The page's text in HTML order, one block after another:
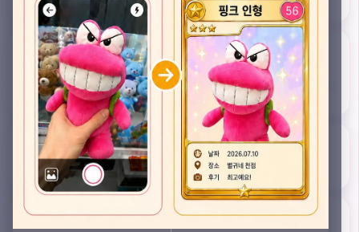
★★★☆☆ 2.5 후기 4
뽑기랜드
★★★★★ 4.7후기 47
픽스팟 불당점
충청남도 천안시 서북구 불당33길 47, 106호 (불당동)
★☆☆☆☆ 1 후기 1
쿠보 신불당점